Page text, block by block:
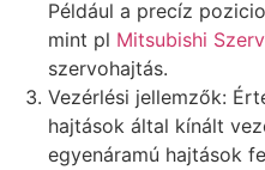
Például a precíz
mint pl Mitsubishi
szervohajtás.
Vezérlési jellemzők:
hajtások által kínált
egyenáramú hajtások